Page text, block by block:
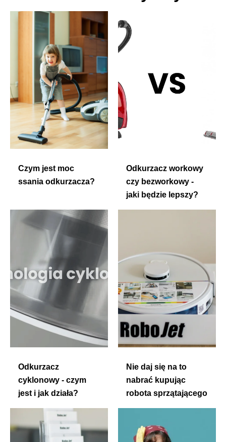
Czym jest moc
ssania odkurzacza?
Odkurzacz workowy
czy bezworkowy -
jaki będzie lepszy?
Odkurzacz
cyklonowy - czym
jest i jak działa?
Nie daj się na to
nabrać kupując
robota sprzątającego